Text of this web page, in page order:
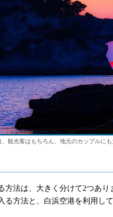
観光客はもちろん、地元のカップルに
法は、大きく分けて2つあり
る方法と、白浜空港を利用し